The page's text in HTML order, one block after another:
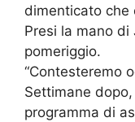
dimenticato che
Presi la mano di
pomeriggio.
“Contesteremo
Settimane
programma di